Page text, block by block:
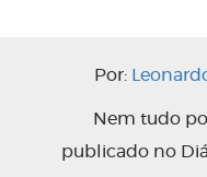
Por:
Nem tudo
publicado no